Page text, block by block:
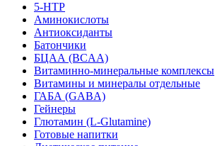
5-HTP
Аминокислоты
Антиоксиданты
Батончики
БЦАА (BCAA)
Витаминно-минеральные комплексы
Витамины и минералы отдельные
ГАБА (GABA)
Гейнеры
Глютамин (L-Glutamine)
Готовые напитки